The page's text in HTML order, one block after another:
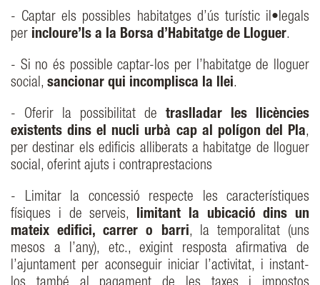
- Captar els possibles habitatges d’ús turístic il•legals
per incloure’ls a la Borsa d’Habitatge de Lloguer.
- Si no és possible captar-los per l’habitatge de lloguer
social, sancionar qui incomplisca la llei.
- Oferir la possibilitat de traslladar les llicències
existents dins el nucli urbà cap al polígon del Pla,
per destinar els edificis alliberats a habitatge de lloguer
social, oferint ajuts i contraprestacions
- Limitar la concessió respecte les característiques
físiques i de serveis, limitant la ubicació dins un
mateix edifici, carrer o barri, la temporalitat (uns
mesos a l’any), etc., exigint resposta afirmativa de
l’ajuntament per aconseguir iniciar l’activitat, i instant-